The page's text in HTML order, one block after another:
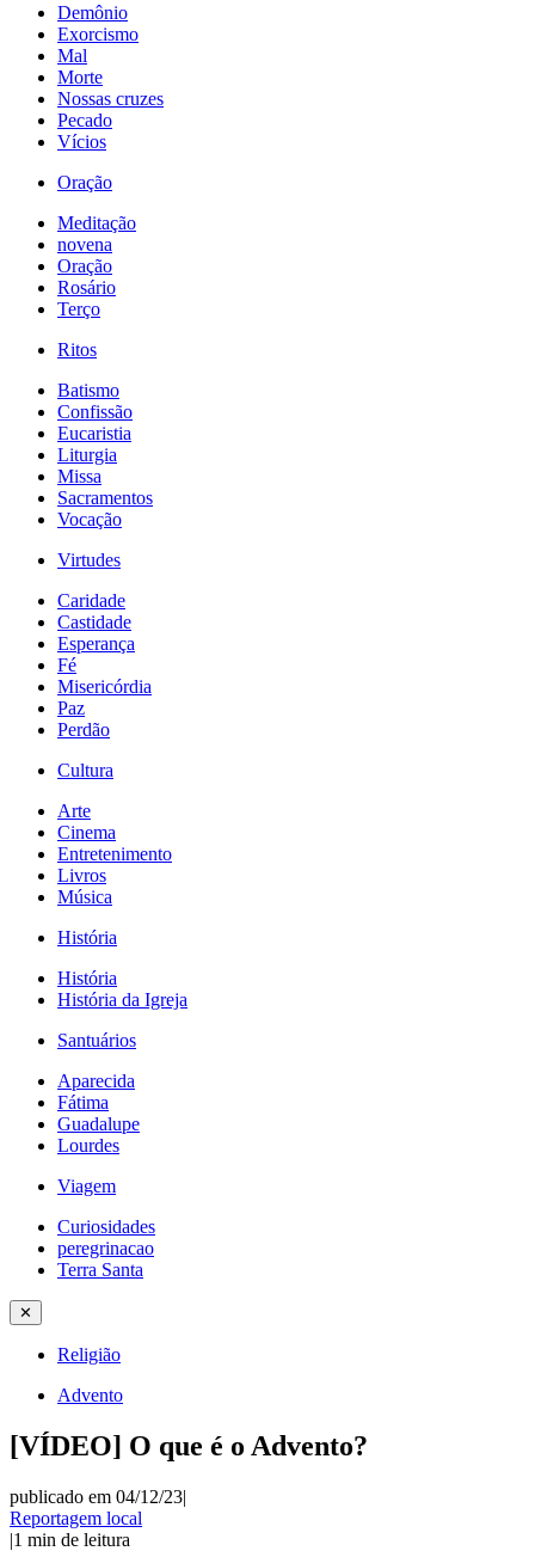
Demônio
Exorcismo
Mal
Morte
Nossas cruzes
Pecado
Vícios
Oração
Meditação
novena
Oração
Rosário
Terço
Ritos
Batismo
Confissão
Eucaristia
Liturgia
Missa
Sacramentos
Vocação
Virtudes
Caridade
Castidade
Esperança
Fé
Misericórdia
Paz
Perdão
Cultura
Arte
Cinema
Entretenimento
Livros
Música
História
História
História da Igreja
Santuários
Aparecida
Fátima
Guadalupe
Lourdes
Viagem
Curiosidades
peregrinacao
Terra Santa
✕
Religião
Advento
[VÍDEO] O que é o Advento?
publicado em 04/12/23|
Reportagem local
|1 min de leitura